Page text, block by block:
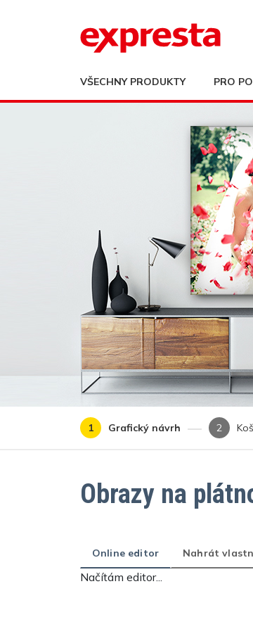
VŠECHNY PRODUKTY PRO
Grafický návrh
Obrazy na
Online editor Nahrát
Načítám editor...